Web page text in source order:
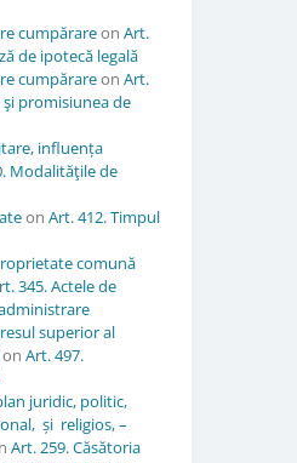
cumpărareon Art.
de ipotecă legală
cumpărareon Art.
şi promisiunea de
influența
Modalităţile de
on Art. 412. Timpul
comună
345. Actele de
superior al
Art. 497.
juridic, politic,
și religios, –
Art. 259. Căsătoria